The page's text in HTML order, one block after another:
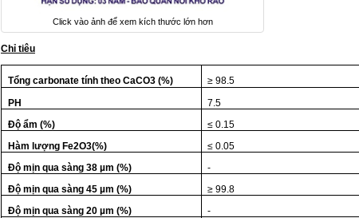
Click vào ảnh để xem kích thước lớn hơn
Chỉ tiêu
Tổng carbonate tính theo CaCO3 (%)
≥ 98.5
PH
7.5
Độ ẩm (%)
≤ 0.15
Hàm lượng Fe2O3(%)
≤ 0.05
Độ mịn qua sàng 38 µm (%)
-
Độ mịn qua sàng 45 µm (%)
≥ 99.8
Độ mịn qua sàng 20 µm (%)
-